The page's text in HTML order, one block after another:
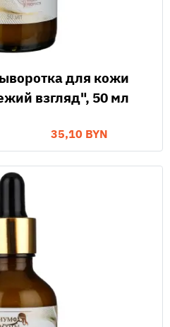
взгляд", 50 мл
35,10 BYN